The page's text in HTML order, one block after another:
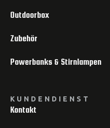
Outdoorbox
Zubehör
Powerbanks & Stirnlampen
KUNDENDIENST
Kontakt